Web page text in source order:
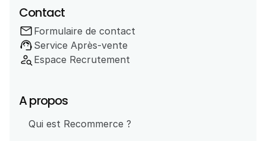
Contact
mail Formulaire de contact
support_agent Service Après-vente
person_search Espace Recrutement
A propos
Qui est Recommerce ?